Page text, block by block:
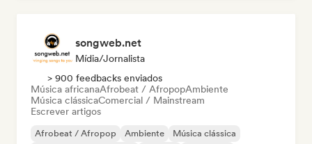
songweb.net
Mídia/Jornalista
> 900 feedbacks enviados
Música africanaAfrobeat / AfropopAmbiente
Música clássicaComercial / Mainstream
Escrever artigos
Afrobeat / Afropop Ambiente
Música clássica